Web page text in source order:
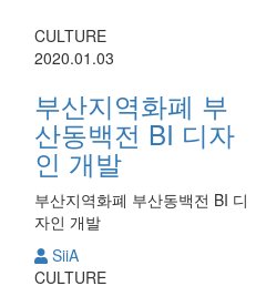
CULTURE
2020.01.03
부산지역화폐 부
산동백전 BI 디자
인 개발
부산지역화폐 부산동백전 BI 디
자인 개발
SiiA
CULTURE